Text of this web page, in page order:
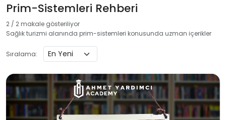
Prim-Sistemleri Rehberi
2 / 2 makale gösteriliyor
Sağlık turizmi alanında prim-sistemleri konusunda uzman içerikler
Sıralama: